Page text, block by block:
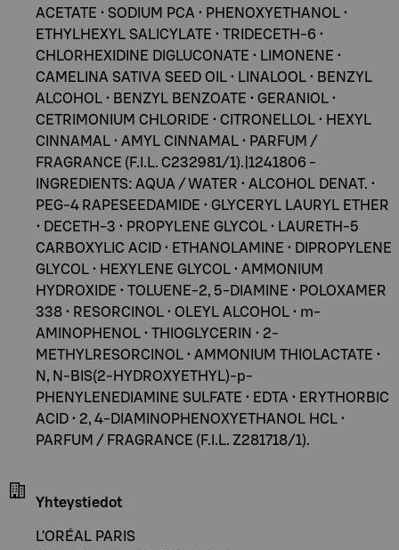
ACETATE • SODIUM PCA • PHENOXYETHANOL •
ETHYLHEXYL SALICYLATE • TRIDECETH-6 •
CHLORHEXIDINE DIGLUCONATE • LIMONENE •
CAMELINA SATIVA SEED OIL • LINALOOL • BENZYL
ALCOHOL • BENZYL BENZOATE • GERANIOL •
CETRIMONIUM CHLORIDE • CITRONELLOL • HEXYL
CINNAMAL • AMYL CINNAMAL • PARFUM /
FRAGRANCE (F.I.L. C232981/1).|1241806 -
INGREDIENTS: AQUA / WATER • ALCOHOL DENAT. •
PEG-4 RAPESEEDAMIDE • GLYCERYL LAURYL ETHER
• DECETH-3 • PROPYLENE GLYCOL • LAURETH-5
CARBOXYLIC ACID • ETHANOLAMINE • DIPROPYLENE
GLYCOL • HEXYLENE GLYCOL • AMMONIUM
HYDROXIDE • TOLUENE-2, 5-DIAMINE • POLOXAMER
338 • RESORCINOL • OLEYL ALCOHOL • m-
AMINOPHENOL • THIOGLYCERIN • 2-
METHYLRESORCINOL • AMMONIUM THIOLACTATE •
N, N-BIS(2-HYDROXYETHYL)-p-
PHENYLENEDIAMINE SULFATE • EDTA • ERYTHORBIC
ACID • 2, 4-DIAMINOPHENOXYETHANOL HCL •
PARFUM / FRAGRANCE (F.I.L. Z281718/1).
Yhteystiedot
L’ORÉAL PARIS